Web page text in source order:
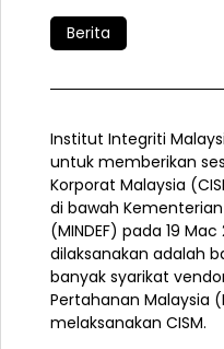
Berita
Institut Integriti
untuk memberikan
Korporat Malaysia
di bawah
(MINDEF) pada 19
dilaksanakan adalah
banyak syarikat
Pertahanan Malaysia
melaksanakan CISM.